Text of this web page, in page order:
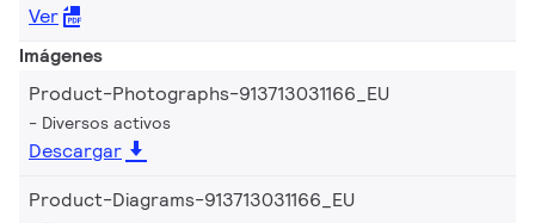
Ver
Imágenes
Product-Photographs-913713031166_EU
Diversos activos
Descargar
Product-Diagrams-913713031166_EU